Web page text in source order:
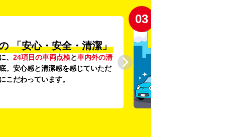
「安心・安全・清潔」
、 24項目の車両点検と車内外の清
。安心感と清潔感を感じていただ
こだわっています。
03